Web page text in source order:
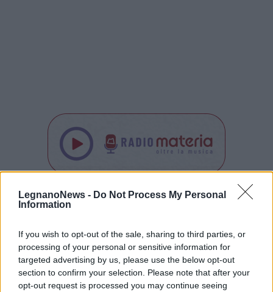
LegnanoNews - Do Not Process My Personal
Information
If you wish to opt-out of the sale, sharing to third parties, or
processing of your personal or sensitive information for
targeted advertising by us, please use the below opt-out
section to confirm your selection. Please note that after your
opt-out request is processed you may continue seeing
Castronno
Tutti gli eventi
Orlando Mastrillo
orlando.mastrillo@varesenews.it